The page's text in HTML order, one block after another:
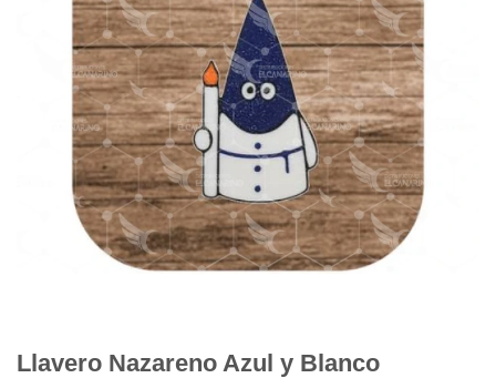
Llavero Nazareno Azul y Blanco